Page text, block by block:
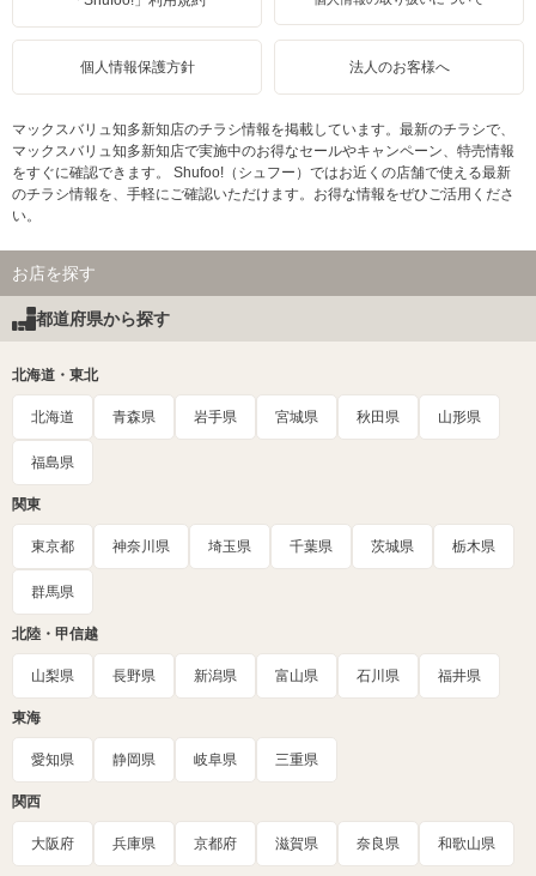
個人情報保護方針 法人のお客様へ
マックスバリュ知多新知店のチラシ情報を掲載しています。最新のチラシで、
マックスバリュ知多新知店で実施中のお得なセールやキャンペーン、特売情報
をすぐに確認できます。 Shufoo!（シュフー）ではお近くの店舗で使える最新
のチラシ情報を、手軽にご確認いただけます。お得な情報をぜひご活用くださ
い。
お店を探す
都道府県から探す
北海道・東北
北海道 青森県 岩手県 宮城県 秋田県 山形県
福島県
関東
東京都 神奈川県 埼玉県 千葉県 茨城県 栃木県
群馬県
北陸・甲信越
山梨県 長野県 新潟県 富山県 石川県 福井県
東海
愛知県 静岡県 岐阜県 三重県
関西
大阪府 兵庫県 京都府 滋賀県 奈良県 和歌山県